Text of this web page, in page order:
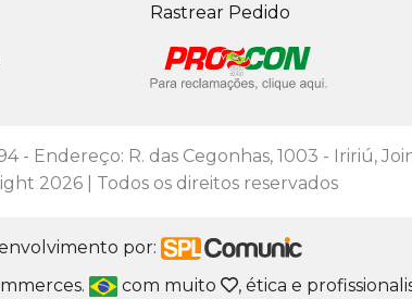
Rastrear Pedido
- Endereço: R. das Cegonhas, 1003 - Iririú,
2026 | Todos os direitos reservados
por:
com muito , ética e